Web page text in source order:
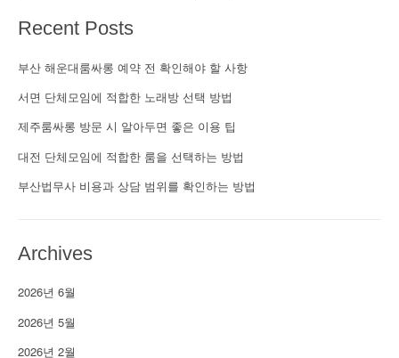
Recent Posts
부산 해운대룸싸롱 예약 전 확인해야 할 사항
서면 단체모임에 적합한 노래방 선택 방법
제주룸싸롱 방문 시 알아두면 좋은 이용 팁
대전 단체모임에 적합한 룸을 선택하는 방법
부산법무사 비용과 상담 범위를 확인하는 방법
Archives
2026년 6월
2026년 5월
2026년 2월